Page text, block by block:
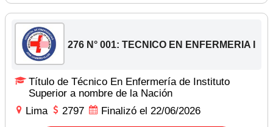
276 N° 001: TECNICO EN ENFERMERIA I
Título de Técnico En Enfermería de Instituto
Superior a nombre de la Nación
Lima
2797 Finalizó el 22/06/2026